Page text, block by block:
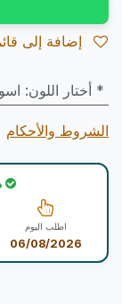
* أختار اللون:
الشروط والأحكام
اطلب اليوم
06/08/2026